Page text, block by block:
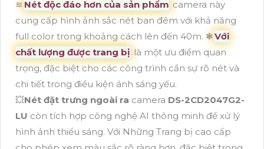
≋ Nét độc đáo hơn của sản phẩm camera này
cung cấp hình ảnh sắc nét ban đêm với khả năng
full color trong khoảng cách lên đến 40m. ❃Với
chất lượng được trang bị là một ưu điểm quan
trọng, đặc biệt cho các công trình cần sự rõ nét và
chi tiết trong điều kiện ánh sáng yếu.
💥Nét đặt trưng ngoài ra camera DS-2CD2047G2-
LU còn tích hợp công nghệ AI thông minh để xử lý
hình ảnh thiếu sáng. Với Những Trang bị cao cấp